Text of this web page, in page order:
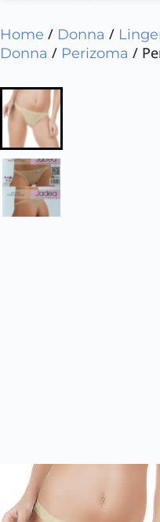
Home / Donna /
Donna / Perizoma /